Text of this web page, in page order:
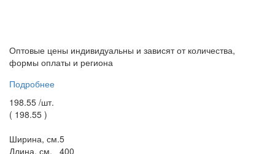
Оптовые цены индивидуальны и зависят от количества,
формы оплаты и региона
Подробнее
198.55 /шт.
( 198.55 )
Ширина, см.5
Длина, см.
400